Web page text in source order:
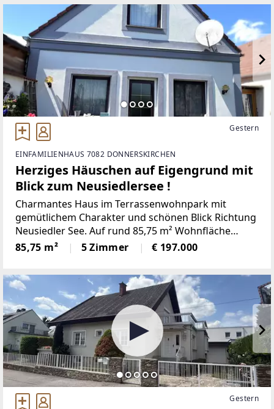
Gestern
EINFAMILIENHAUS 7082 DONNERSKIRCHEN
Herziges Häuschen auf Eigengrund mit
Blick zum Neusiedlersee !
Charmantes Haus im Terrassenwohnpark mit
gemütlichem Charakter und schönen Blick Richtung
Neusiedler See. Auf rund 85,75 m² Wohnfläche
erwarten Sie insgesamt fünf Zimmer, die vielseitige
Nutzungsmöglichkeiten für Wohnen, Arbeiten oder
85,75 m² 5 Zimmer € 197.000
Gestern